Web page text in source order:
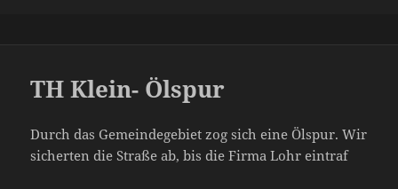
TH Klein- Ölspur
Durch das Gemeindegebiet zog sich eine Ölspur. Wir
sicherten die Straße ab, bis die Firma Lohr eintraf